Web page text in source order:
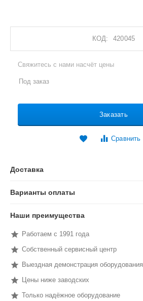
КОД: 420045
Свяжитесь с нами насчёт цены
Под заказ
Заказать
Сравнить
Доставка
Варианты оплаты
Наши преимущества
Работаем с 1991 года
Собственный сервисный центр
Выездная демонстрация оборудования
Цены ниже заводских
Только надёжное оборудование